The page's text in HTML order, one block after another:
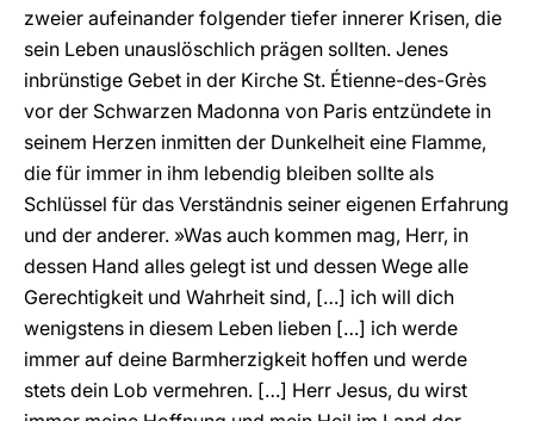
zweier aufeinander folgender tiefer innerer Krisen, die
sein Leben unauslöschlich prägen sollten. Jenes
inbrünstige Gebet in der Kirche St. Étienne-des-Grès
vor der Schwarzen Madonna von Paris entzündete in
seinem Herzen inmitten der Dunkelheit eine Flamme,
die für immer in ihm lebendig bleiben sollte als
Schlüssel für das Verständnis seiner eigenen Erfahrung
und der anderer. »Was auch kommen mag, Herr, in
dessen Hand alles gelegt ist und dessen Wege alle
Gerechtigkeit und Wahrheit sind, […] ich will dich
wenigstens in diesem Leben lieben […] ich werde
immer auf deine Barmherzigkeit hoffen und werde
stets dein Lob vermehren. […] Herr Jesus, du wirst